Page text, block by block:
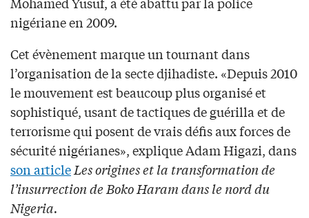
nigériane en 2009.
Cet évènement marque un tournant dans
l’organisation de la secte djihadiste. «Depuis 2010
le mouvement est beaucoup plus organisé et
sophistiqué, usant de tactiques de guérilla et de
terrorisme qui posent de vrais défis aux forces de
sécurité nigérianes», explique Adam Higazi, dans
son articleLes origines et la transformation de
l’insurrection de Boko Haram dans le nord du
Nigeria.